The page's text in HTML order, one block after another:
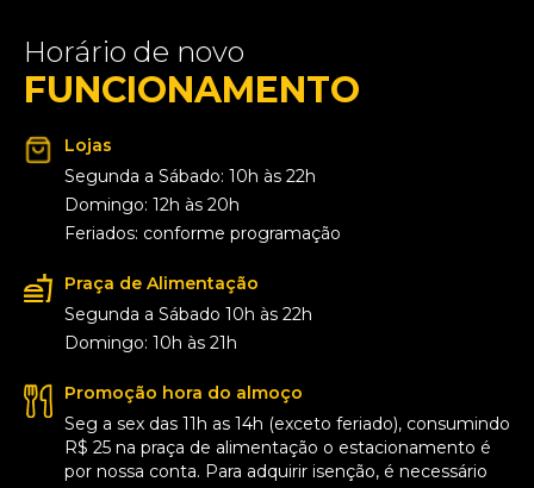
Horário de novo
FUNCIONAMENTO
Lojas
Segunda a Sábado: 10h às 22h
Domingo: 12h às 20h
Feriados: conforme programação
Praça de Alimentação
Segunda a Sábado 10h às 22h
Domingo: 10h às 21h
Promoção hora do almoço
Seg a sex das 11h as 14h (exceto feriado), consumindo
R$ 25 na praça de alimentação o estacionamento é
por nossa conta. Para adquirir isenção, é necessário